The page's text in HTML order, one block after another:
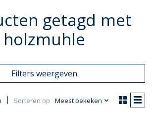
getagd met
holzmuhle
Filters weergeven
Sorteren op Meest bekeken